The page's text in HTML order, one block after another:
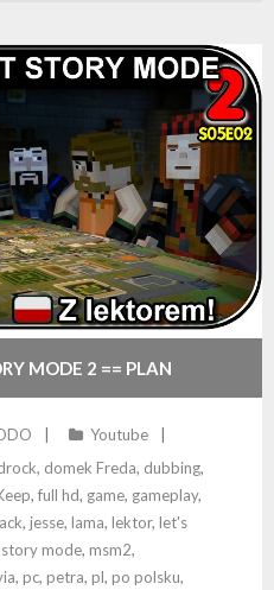
MODE 2 == PLAN
Youtube
, domek Freda, dubbing,
, full hd, game, gameplay,
, jesse, lama, lektor, let's
mode, msm2,
, pc, petra, pl, po polsku,